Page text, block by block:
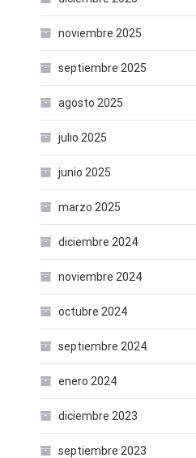
noviembre 2025
septiembre 2025
agosto 2025
julio 2025
junio 2025
marzo 2025
diciembre 2024
noviembre 2024
octubre 2024
septiembre 2024
enero 2024
diciembre 2023
septiembre 2023